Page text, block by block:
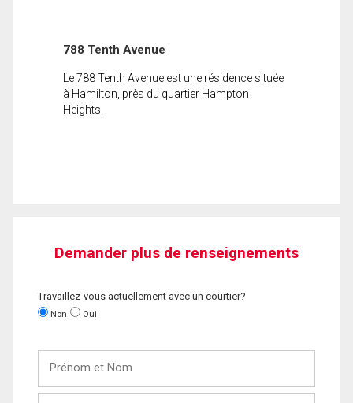
788 Tenth Avenue
Le 788 Tenth Avenue est une résidence située
à Hamilton, près du quartier Hampton
Heights.
Demander plus de renseignements
Travaillez-vous actuellement avec un courtier?
Non Oui
Nom